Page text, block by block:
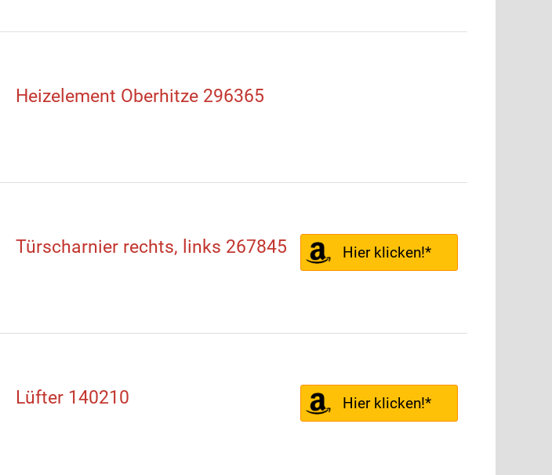
Heizelement Oberhitze 296365
Türscharnier rechts, links 267845 Hier klicken!*
Lüfter 140210 Hier klicken!*